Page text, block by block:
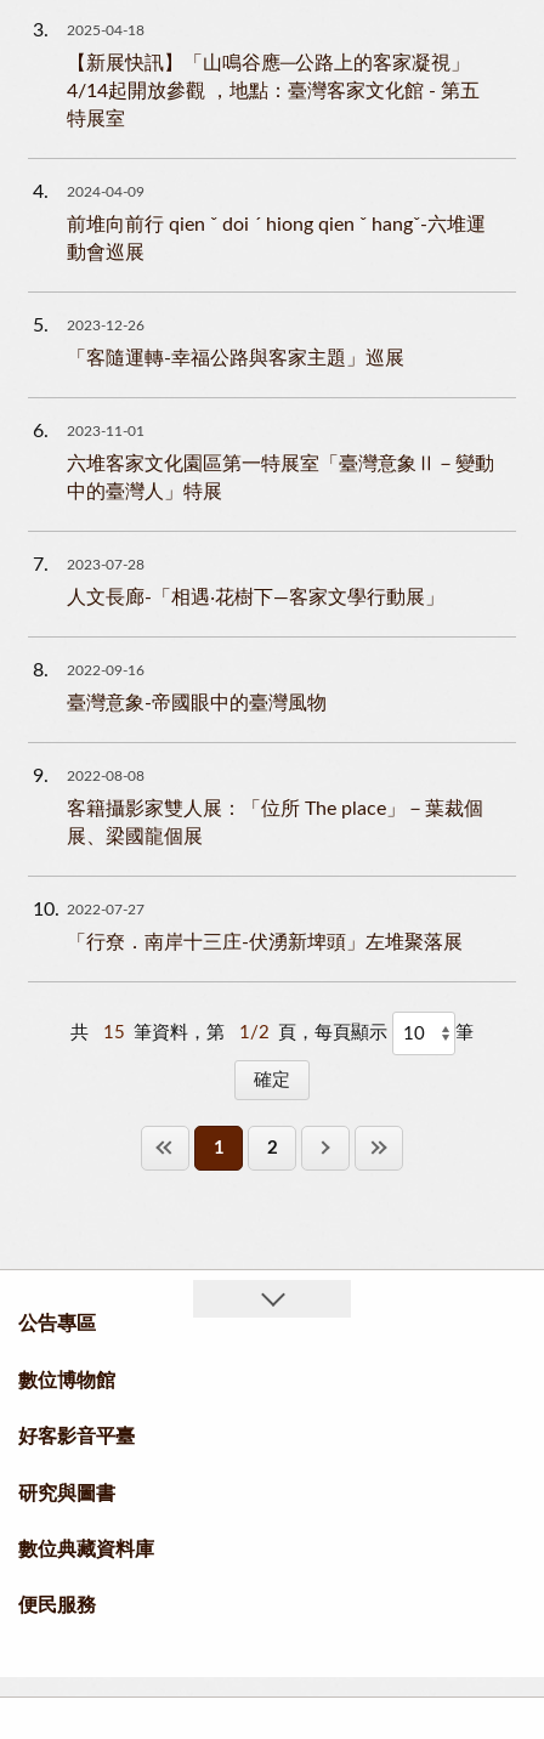
3 2025-04-18
【新展快訊】「山鳴谷應─公路上的客家凝視」
4/14起開放參觀 ，地點：臺灣客家文化館 - 第五
特展室
4 2024-04-09
前堆向前行 qien ˇ doi ˊ hiong qien ˇ hangˇ-六堆運
動會巡展
5 2023-12-26
「客隨運轉-幸福公路與客家主題」巡展
6 2023-11-01
六堆客家文化園區第一特展室「臺灣意象Ⅱ－變動
中的臺灣人」特展
7 2023-07-28
人文長廊-「相遇‧花樹下—客家文學行動展」
8 2022-09-16
臺灣意象-帝國眼中的臺灣風物
9 2022-08-08
客籍攝影家雙人展：「位所 The place」－葉裁個
展、梁國龍個展
10 2022-07-27
「行尞．南岸十三庄-伏湧新埤頭」左堆聚落展
共 15 筆資料，第 1/2 頁，每頁顯示 筆
1 2
公告專區
數位博物館
好客影音平臺
研究與圖書
數位典藏資料庫
便民服務